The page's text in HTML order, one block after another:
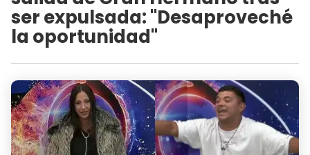
ser expulsada: "Desaproveché
la oportunidad"